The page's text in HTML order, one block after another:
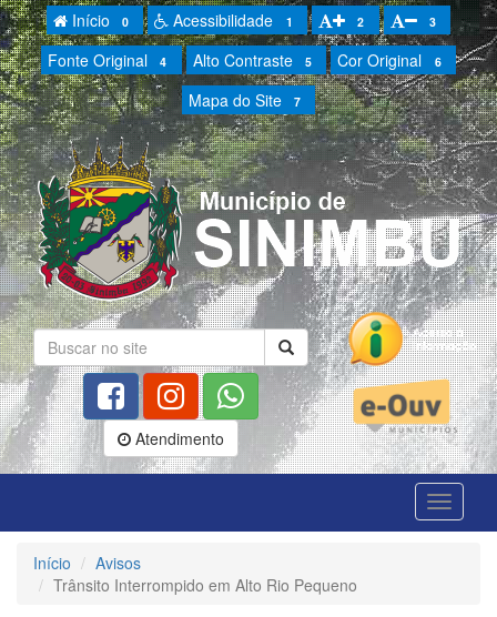
Início 0 Acessibilidade 1 2 3
Fonte Original 4 Alto Contraste 5 Cor Original 6
Mapa do Site 7
Atendimento
Início
Avisos
Trânsito Interrompido em Alto Rio Pequeno